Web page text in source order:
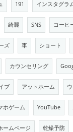
191 インスタグラ
綺麗 SNS コーヒ
ズ 車 ショート
カウンセリング
ブ アットホーム
ホゲーム YouTube
ームページ 乾燥予防